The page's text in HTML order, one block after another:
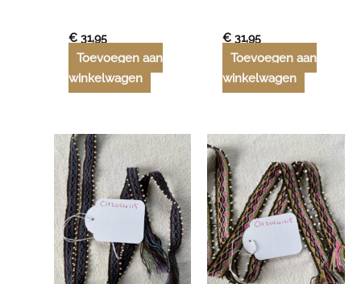
€ 31,95
Toevoegen aan
winkelwagen
€31,95
Toevoegen aan
winkelwagen